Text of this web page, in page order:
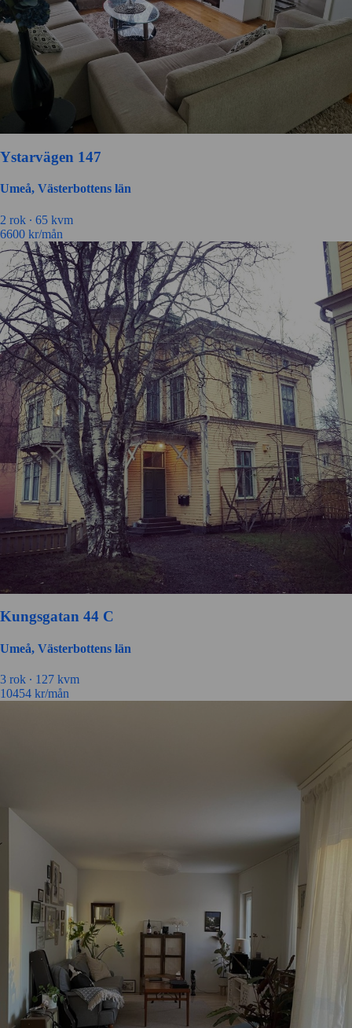
Ystarvägen 147
Umeå, Västerbottens län
2 rok ∙ 65 kvm
6600 kr/mån
Kungsgatan 44 C
Umeå, Västerbottens län
3 rok ∙ 127 kvm
10454 kr/mån